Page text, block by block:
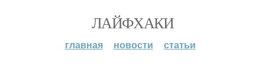
ЛАЙФХАКИ
главная новости статьи